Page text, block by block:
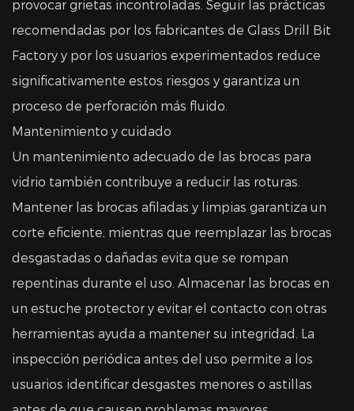
provocar grietas incontroladas. Seguir las prácticas
recomendadas por los fabricantes de Glass Drill Bit
Factory y por los usuarios experimentados reduce
significativamente estos riesgos y garantiza un
proceso de perforación más fluido.
Mantenimiento y cuidado
Un mantenimiento adecuado de las brocas para
vidrio también contribuye a reducir las roturas.
Mantener las brocas afiladas y limpias garantiza un
corte eficiente, mientras que reemplazar las brocas
desgastadas o dañadas evita que se rompan
repentinas durante el uso. Almacenar las brocas en
un estuche protector y evitar el contacto con otras
herramientas ayuda a mantener su integridad. La
inspección periódica antes del uso permite a los
usuarios identificar desgastes menores o astillas